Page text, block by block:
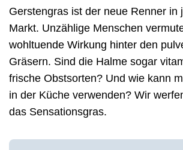
Gerstengras ist der neue Renner in
Markt. Unzählige Menschen
wohltuende Wirkung hinter den
Gräsern. Sind die Halme sogar
frische Obstsorten? Und wie kann
in der Küche verwenden? Wir
das Sensationsgras.